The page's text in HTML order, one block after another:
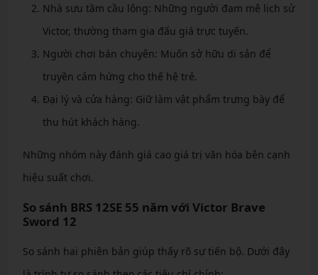
Nhà sưu tầm cầu lông: Những người đam mê lịch sử
Victor, thường tham gia đấu giá trực tuyến.
Người chơi bán chuyên: Muốn sở hữu di sản để
truyền cảm hứng cho thế hệ trẻ.
Đại lý và cửa hàng: Giữ làm vật phẩm trưng bày để
thu hút khách hàng.
Những nhóm này đánh giá cao giá trị văn hóa bên cạnh
hiệu suất chơi.
So sánh BRS 12SE 55 năm với Victor Brave
Sword 12
So sánh hai phiên bản giúp thấy rõ sự tiến bộ. Dưới đây